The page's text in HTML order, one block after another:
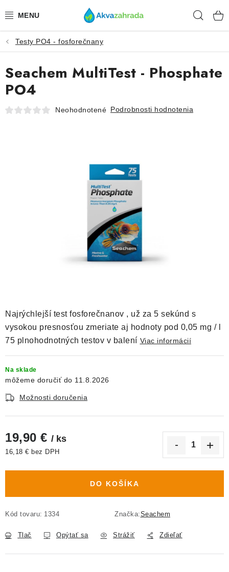
na
TECHNIKA
HNOJIVÁ
VODA
VÝPREDAJ
O nás Doprava a platba Kontakty
Blog
Moja objednávka
Testy PO4 - fosforečnany
Najrýchlejší test fosforečnanov , už za 5 sekúnd s
vysokou presnosťou zmeriate aj hodnoty pod 0,05 mg / l
75 plnohodnotných testov v balení Viac informácií
Na sklade
11.8.2026
Možnosti doručenia
19,90 € / ks
16,18 € bez DPH
DO KOŠÍKA
Kód tovaru: 1334 Značka:Seachem
Tlač Opýtať sa Strážiť Zdieľať
Seachem MultiTest - Phosphate
PO4
Neohodnotené Podrobnosti hodnotenia